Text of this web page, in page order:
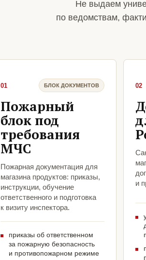
Не выдаем
по ведомствам,
01 БЛОК ДОКУМЕНТОВ
Пожарный
блок под
требования
МЧС
Пожарная документация для
магазина продуктов: приказы,
инструкции, обучение
ответственного и подготовка
к визиту инспектора.
приказы об ответственном
за пожарную безопасность
и противопожарном режиме
02
и